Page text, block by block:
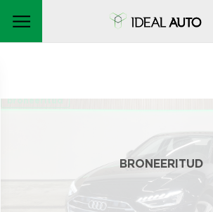
broneeritud
BRONEERITUD